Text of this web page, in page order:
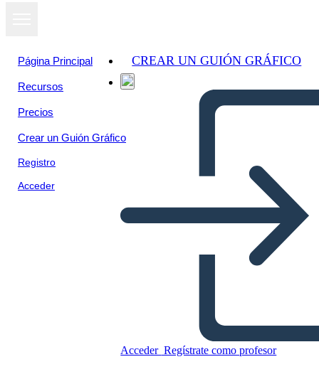
Página Principal
Recursos
Precios
Crear un Guión Gráfico
Registro
Acceder
CREAR UN GUIÓN GRÁFICO
Acceder Regístrate como profesor
Untitled Storyboard
Ver como
presentación